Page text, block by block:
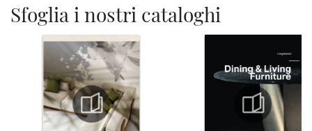
Sfoglia i nostri cataloghi